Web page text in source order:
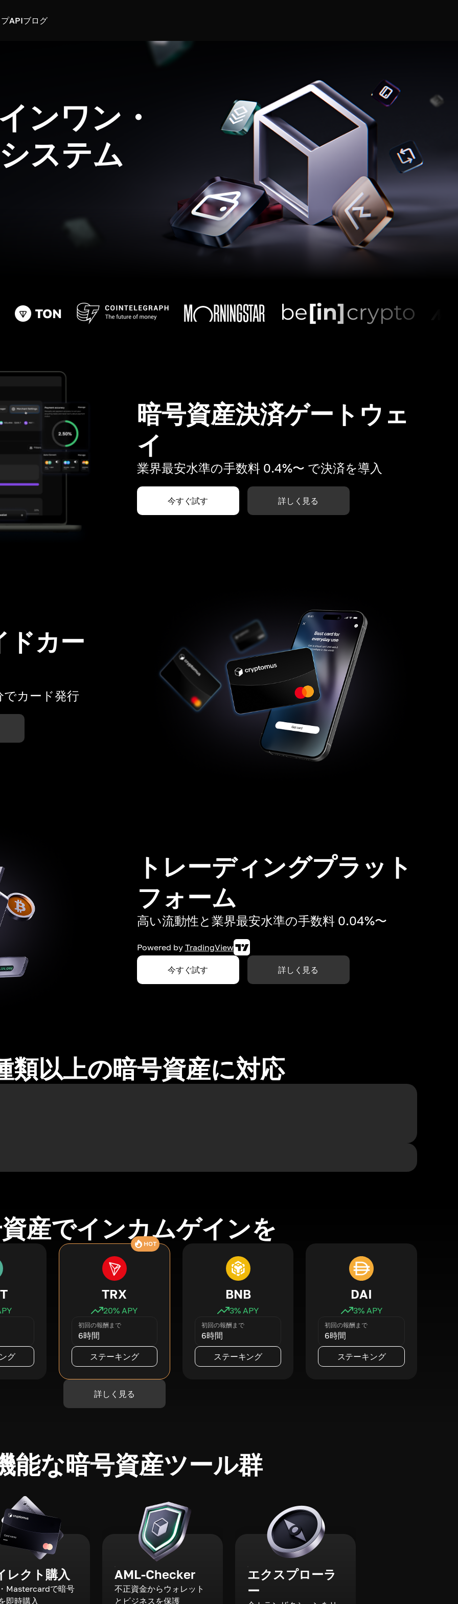
APIブログ
ンワン・
ステム
暗号資産決済ゲートウェ
イ
業界最安水準の手数料 0.4%〜 で決済を導入
今すぐ試す 詳しく見る
ドカー
でカード発行
トレーディングプラット
フォーム
高い流動性と業界最安水準の手数料 0.04%〜
Powered by TradingView
今すぐ試す 詳しく見る
類以上の暗号資産に対応
産でインカムゲインを
グ
HOT
TRX
20% APY
初回の報酬まで
6時間
ステーキング
BNB
3% APY
初回の報酬まで
6時間
ステーキング
DAI
3% APY
初回の報酬まで
6時間
ステーキング
詳しく見る
能な暗号資産ツール群
レクト購入
Mastercardで暗号
即時購入
AML-Checker
不正資金からウォレット
とビジネスを保護
エクスプローラ
ー